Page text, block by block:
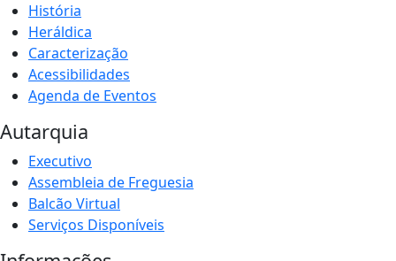
História
Heráldica
Caracterização
Acessibilidades
Agenda de Eventos
Autarquia
Executivo
Assembleia de Freguesia
Balcão Virtual
Serviços Disponíveis